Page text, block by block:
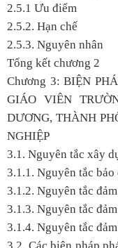
2.5.1 Ưu điểm
2.5.2. Hạn chế
2.5.3. Nguyên nhân
Tổng kết chương 2
Chương 3: BIỆN
GIÁO VIÊN
DƯƠNG, THÀNH
NGHIỆP
3.1. Nguyên tắc xây
3.1.1. Nguyên tắc
3.1.2. Nguyên tắc
3.1.3. Nguyên tắc
3.1.4. Nguyên tắc